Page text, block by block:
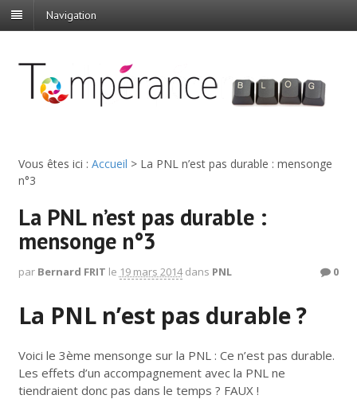
Navigation
Vous êtes ici : Accueil > La PNL n’est pas durable : mensonge
n°3
La PNL n’est pas durable :
mensonge n°3
par Bernard FRIT le 19 mars 2014 dans PNL 0
La PNL n’est pas durable ?
Voici le 3ème mensonge sur la PNL : Ce n’est pas durable.
Les effets d’un accompagnement avec la PNL ne
tiendraient donc pas dans le temps ? FAUX !